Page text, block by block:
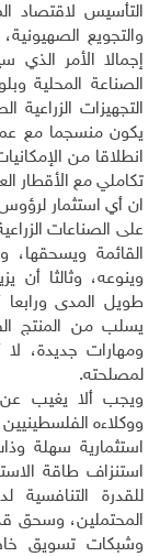
التأسيس لاقتصاد
والتجويع
إجمالا الأمر
الصناعة المحلية
التجهيزات
يكون منسجما مع
انطلاقا من
تكاملي مع الأقطار
ان أي استثمار لرؤوس
على الصناعات
القائمة ويسحقها،
وينوعه، وثالثا أن
طويل المدى ورابعا
يسلب من المنتج
ومهارات جديدة،
لمصلحته.
ويجب ألا يغيب عن
ووكلاءه
استثمارية سهلة
استنزاف طاقة
للقدرة التنافسية
المحتملين، وسحق
وشبكات تسويق